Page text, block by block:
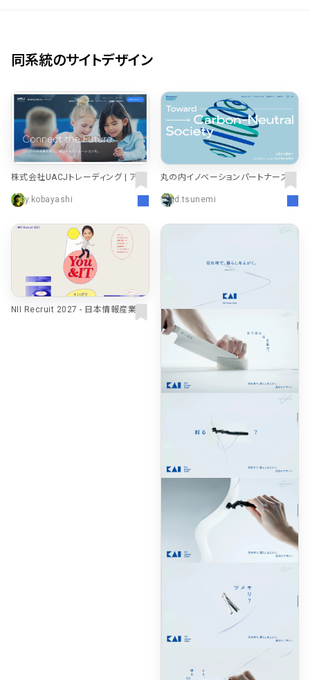
同系統のサイトデザイン
株式会社UACJトレーディング | アル
ミ・銅素材を通じてモノづくりに貢献
y.kobayashi
丸の内イノベーションパートナーズ株
d.tsunemi
NII Recruit 2027 - 日本情報産業株